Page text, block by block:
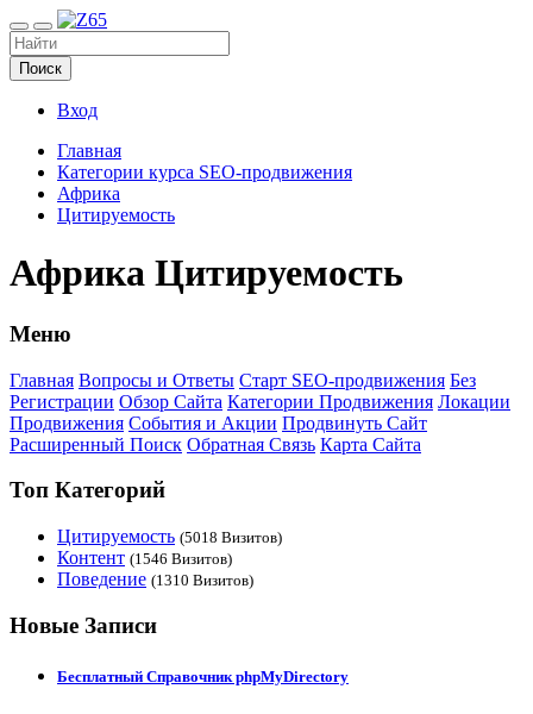
Поиск
Вход
Главная
Категории курса SEO-продвижения
Африка
Цитируемость
Африка Цитируемость
Меню
Главная Вопросы и Ответы Старт SEO-продвижения Без
Регистрации Обзор Сайта Категории Продвижения Локации
Продвижения События и Акции Продвинуть Сайт
Расширенный Поиск Обратная Связь Карта Сайта
Топ Категорий
Цитируемость (5018 Визитов)
Контент (1546 Визитов)
Поведение (1310 Визитов)
Новые Записи
Бесплатный Справочник phpMyDirectory